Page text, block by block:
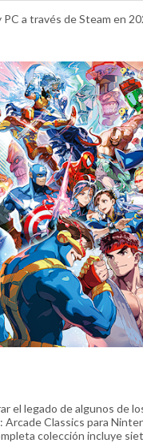
a través de Steam en
el legado de algunos de
Classics para
colección incluye